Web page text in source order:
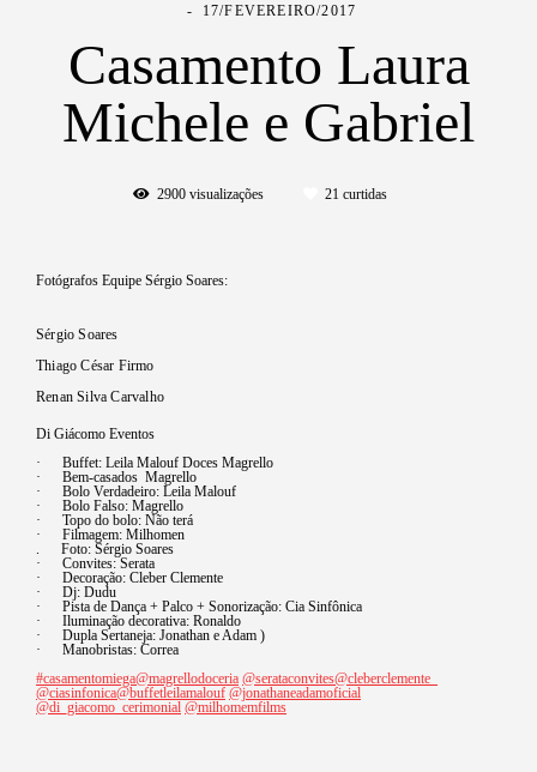
17/FEVEREIRO/2017
Casamento Laura
Michele e Gabriel
2900visualizações 21 curtidas
Fotógrafos Equipe Sérgio Soares:
Sérgio Soares
Thiago César Firmo
Renan Silva Carvalho
Di Giácomo Eventos
· Buffet: Leila Malouf Doces Magrello
· Bem-casados Magrello
· Bolo Verdadeiro: Leila Malouf
· Bolo Falso: Magrello
· Topo do bolo: Não terá
· Filmagem: Milhomen
. Foto: Sérgio Soares
· Convites: Serata
· Decoração: Cleber Clemente
· Dj: Dudu
· Pista de Dança + Palco + Sonorização: Cia Sinfônica
· Iluminação decorativa: Ronaldo
· Dupla Sertaneja: Jonathan e Adam )
· Manobristas: Correa
#casamentomiega@magrellodoceria @serataconvites@cleberclemente_
@ciasinfonica@buffetleilamalouf @jonathaneadamoficial
@di_giacomo_cerimonial @milhomemfilms